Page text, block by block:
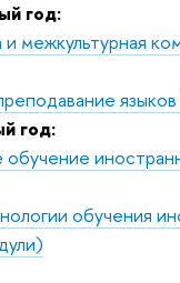
год:
и межкультурная
год:
обучения